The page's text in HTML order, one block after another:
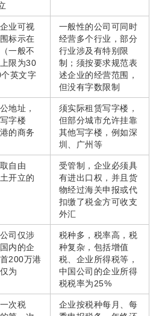
业可视
标示在
一般不
限为30
英文字
一般性的公司可同时
经营多个行业，部分
行业涉及有特别限
制；须按要求规范表
述企业的经营范围，
但没有字数限制
地址，
字楼
的商务
须实际租赁写字楼，
但部分城市允许挂靠
其他写字楼，例如深
圳、广州等
自由
开立的
受管制，企业必须具
有进出口权，并且货
物经过海关申报或代
扣缴了税金方可收支
外汇
司仅涉
内的企
200万港
为
税种多，税率高，税
种复杂，包括增值
税、企业所得税等，
中国公司的企业所得
税税率为25%
次税
企业按税种每月、每